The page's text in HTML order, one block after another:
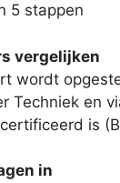
5 stappen
vergelijken
wordt
Techniek en
is
in